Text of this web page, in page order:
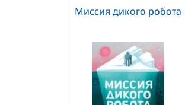
Миссия дикого робота